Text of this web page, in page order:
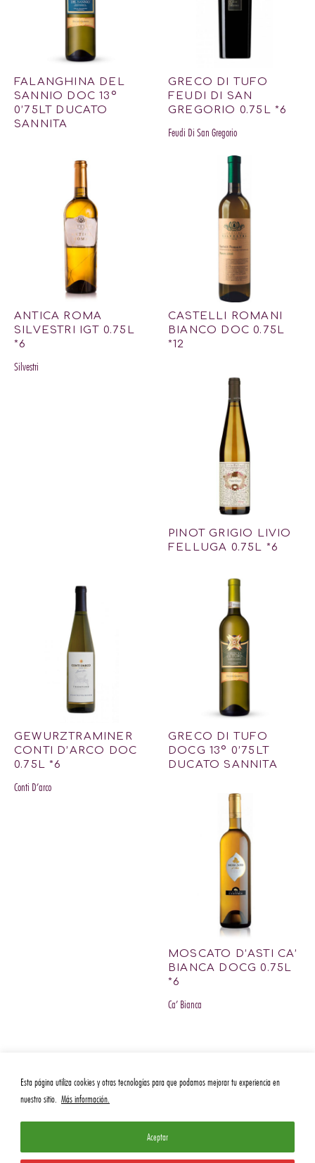
Esta página utiliza cookies y otras tecnologías para que podamos mejorar tu experiencia en
nuestro sitio. Más información.
Aceptar
FALANGHINA DEL
SANNIO DOC 13º
0’75LT DUCATO
SANNITA
GRECO DI TUFO
FEUDI DI SAN
GREGORIO 0.75L *6
Feudi Di San Gregorio
ANTICA ROMA
SILVESTRI IGT 0.75L
*6
Silvestri
CASTELLI ROMANI
BIANCO DOC 0.75L
*12
PINOT GRIGIO LIVIO
FELLUGA 0.75L *6
GEWURZTRAMINER
CONTI D’ARCO DOC
0.75L *6
Conti D’arco
GRECO DI TUFO
DOCG 13º 0’75LT
DUCATO SANNITA
MOSCATO D’ASTI CA’
BIANCA DOCG 0.75L
*6
Ca’ Bianca